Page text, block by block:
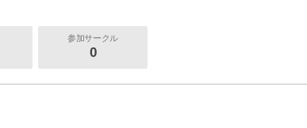
参加サークル
0